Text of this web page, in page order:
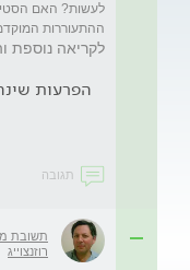
לעשות? האם
ההתעוררות
לקריאה נוספת
הפרעות
תגובה
תשובת
רוזנצוייג